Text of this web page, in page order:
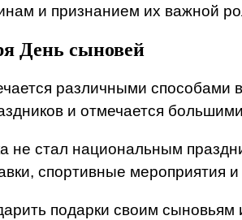
и признанием их важной
День сыновей
различными способами
и отмечается
не стал национальным
спортивные мероприятия
подарки своим